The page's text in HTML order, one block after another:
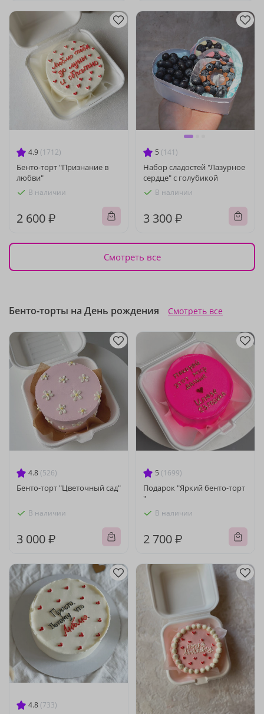
4.9 (1712)
Бенто-торт "Признание в
любви"
В наличии
2 600 ₽
5 (141)
Набор сладостей "Лазурное
сердце" с голубикой
В наличии
3 300 ₽
Смотреть все
Бенто-торты на День рождения Смотреть все
4.8 (526)
Бенто-торт "Цветочный сад"
В наличии
3 000 ₽
5 (1699)
Подарок "Яркий бенто-торт
"
В наличии
2 700 ₽
4.8 (733)